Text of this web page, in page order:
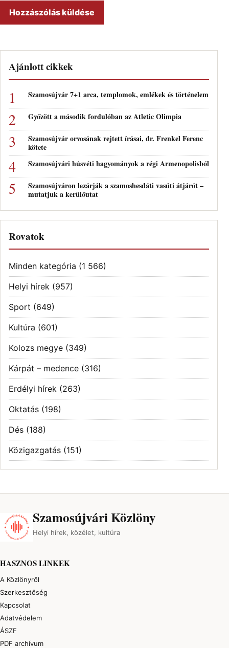
Ajánlott cikkek
Szamosújvár 7+1 arca, templomok, emlékek és történelem
Győzött a második fordulóban az Atletic Olimpia
Szamosújvár orvosának rejtett írásai, dr. Frenkel Ferenc
kötete
Szamosújvári húsvéti hagyományok a régi Armenopolisból
Szamosújváron lezárják a szamoshesdáti vasúti átjárót –
mutatjuk a kerülőutat
Rovatok
Minden kategória (1 566)
Helyi hírek (957)
Sport (649)
Kultúra (601)
Kolozs megye (349)
Kárpát – medence (316)
Erdélyi hírek (263)
Oktatás (198)
Dés (188)
Közigazgatás (151)
Szamosújvári Közlöny
Helyi hírek, közélet, kultúra
HASZNOS LINKEK
A Közlönyről
Szerkesztőség
Kapcsolat
Adatvédelem
ÁSZF
PDF archívum